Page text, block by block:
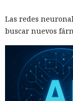
Las redes
buscar nuevos